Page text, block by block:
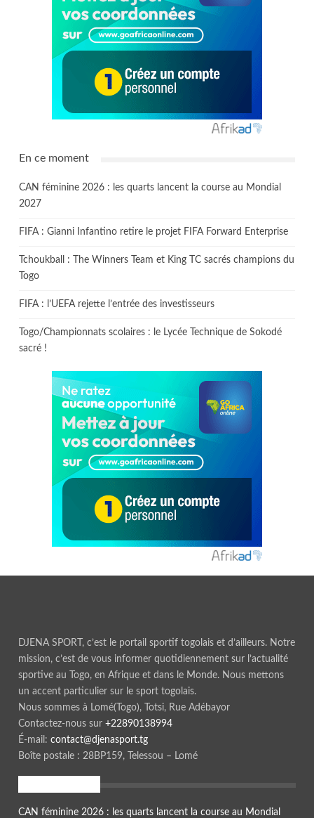
En ce moment
CAN féminine 2026 : les quarts lancent la course au Mondial
2027
FIFA : Gianni Infantino retire le projet FIFA Forward Enterprise
Tchoukball : The Winners Team et King TC sacrés champions du
Togo
FIFA : l’UEFA rejette l’entrée des investisseurs
Togo/Championnats scolaires : le Lycée Technique de Sokodé
sacré !
DJENA SPORT, c’est le portail sportif togolais et d’ailleurs. Notre
mission, c’est de vous informer quotidiennement sur l’actualité
sportive au Togo, en Afrique et dans le Monde. Nous mettons
un accent particulier sur le sport togolais.
Nous sommes à Lomé(Togo), Totsi, Rue Adébayor
Contactez-nous sur +22890138994
É-mail: contact@djenasport.tg
Boîte postale : 28BP159, Telessou – Lomé
CAN féminine 2026 : les quarts lancent la course au Mondial